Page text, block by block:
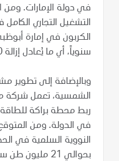
في دولة الإمارات.
التشغيل التجاري
سنوياً، أي ما يُعادل إزالة 470 ألف سيارة من الطريق.
وبالإضافة إلى تطوير
الشمسية، تعمل شركة
ربط محطة براكة للطاقة
في الدولة. ومن
النووية السلمية في
بحوالي 21